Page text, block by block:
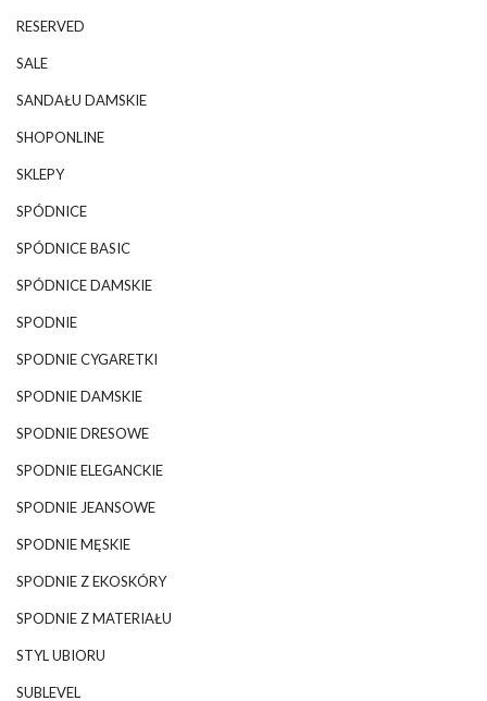
RESERVED
SALE
SANDAŁU DAMSKIE
SHOPONLINE
SKLEPY
SPÓDNICE
SPÓDNICE BASIC
SPÓDNICE DAMSKIE
SPODNIE
SPODNIE CYGARETKI
SPODNIE DAMSKIE
SPODNIE DRESOWE
SPODNIE ELEGANCKIE
SPODNIE JEANSOWE
SPODNIE MĘSKIE
SPODNIE Z EKOSKÓRY
SPODNIE Z MATERIAŁU
STYL UBIORU
SUBLEVEL